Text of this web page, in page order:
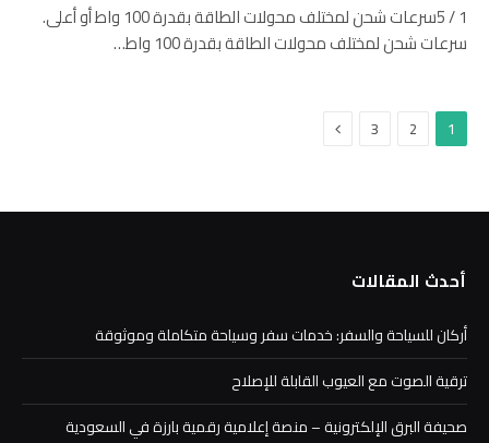
1 / 5سرعات شحن لمختلف محولات الطاقة بقدرة 100 واط أو أعلى.
سرعات شحن لمختلف محولات الطاقة بقدرة 100 واط…
1
2
3 التالي
أحدث المقالات
أركان للسياحة والسفر: خدمات سفر وسياحة متكاملة وموثوقة
ترقية الصوت مع العيوب القابلة للإصلاح
صحيفة البرق الإلكترونية – منصة إعلامية رقمية بارزة في السعودية